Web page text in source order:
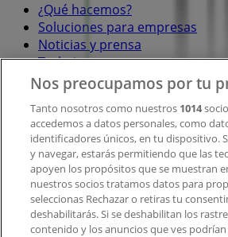
¿Qué hacemos?
Soluciones para empresas
Noticias y prensa
Trabaja con nosotros
Contacto
Contacto comercial y de
Tienda mal colocada en el
Notificar un folleto
¿Encontraste un problema en
Nos preocupamos por tu
Tanto nosotros como nuestros 1014
accedemos a datos personales, como
identificadores únicos, en tu dispositivo.
y navegar, estarás permitiendo que las
apoyen los propósitos que se muestran
nuestros socios tratamos datos para
seleccionas Rechazar o retiras tu
deshabilitarás. Si se deshabilitan los
contenido y los anuncios que ves